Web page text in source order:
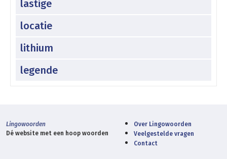
lastige
locatie
lithium
legende
Lingowoorden
Dé website met een hoop woorden
Over Lingowoorden
Veelgestelde vragen
Contact